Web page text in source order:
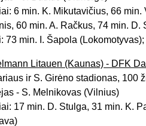
6 min. K. Mikutavičius, 66
60 min. A. Račkus, 74 min. D.
73 min. I. Šapola
Litauen (Kaunas) - DFK
ir S. Girėno stadionas, 100
- S. Melnikovas (Vilnius)
17 min. D. Stulga, 31 min. K.